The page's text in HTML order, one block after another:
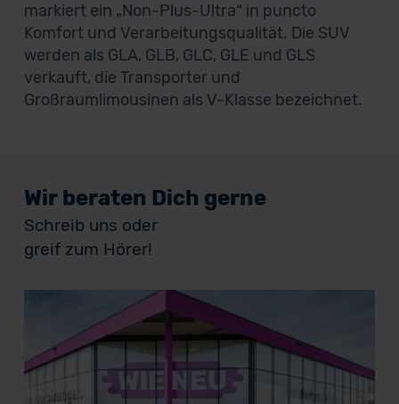
markiert ein „Non-Plus-Ultra“ in puncto
Komfort und Verarbeitungsqualität. Die SUV
werden als GLA, GLB, GLC, GLE und GLS
verkauft, die Transporter und
Großraumlimousinen als V-Klasse bezeichnet.
Wir beraten Dich gerne
Schreib uns oder
greif zum Hörer!